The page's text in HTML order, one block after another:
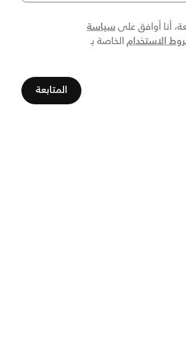
أنا أوافق علىسياسة
الاستخدام الخاصة بـ
المتابعة